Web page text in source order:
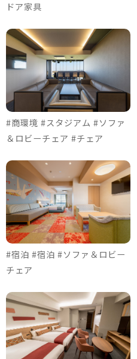
ドア家具
#商環境 #スタジアム #ソファ
＆ロビーチェア #チェア
#宿泊 #宿泊 #ソファ＆ロビー
チェア